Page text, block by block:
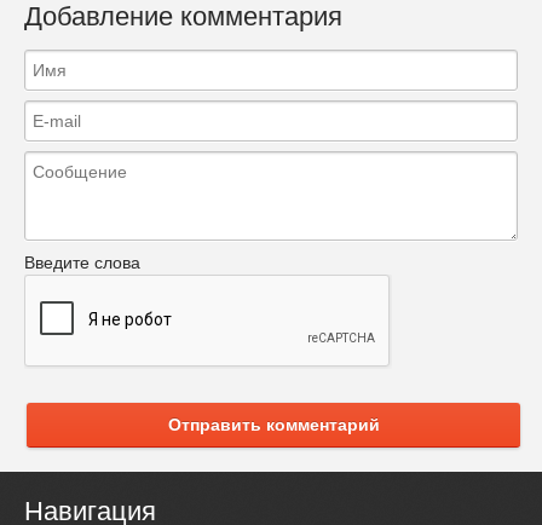
Добавление комментария
Введите слова
Отправить комментарий
Навигация